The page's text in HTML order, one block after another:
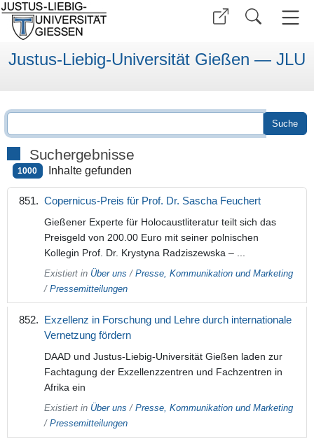
Justus-Liebig-Universität Gießen — JLU
Suchergebnisse
1000 Inhalte gefunden
Copernicus-Preis für Prof. Dr. Sascha Feuchert
Gießener Experte für Holocaustliteratur teilt sich das
Preisgeld von 200.00 Euro mit seiner polnischen
Kollegin Prof. Dr. Krystyna Radziszewska – ...
Existiert in Über uns / Presse, Kommunikation und Marketing
/ Pressemitteilungen
Exzellenz in Forschung und Lehre durch internationale
Vernetzung fördern
DAAD und Justus-Liebig-Universität Gießen laden zur
Fachtagung der Exzellenzzentren und Fachzentren in
Afrika ein
Existiert in Über uns / Presse, Kommunikation und Marketing
/ Pressemitteilungen